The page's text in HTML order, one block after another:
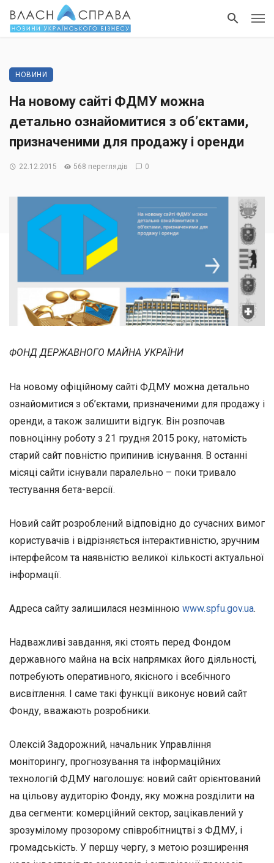
НОВИНИ
На новому сайті ФДМУ можна
детально ознайомитися з об’єктами,
призначеними для продажу і оренди
22.12.2015 568 переглядів 0
ФОНД ДЕРЖАВНОГО МАЙНА УКРАЇНИ
На новому офіційному сайті ФДМУ можна детально
ознайомитися з об’єктами, призначеними для продажу і
оренди, а також залишити відгук. Він розпочав
повноцінну роботу з 21 грудня 2015 року, натомість
старий сайт повністю припинив існування. В останні
місяці сайти існували паралельно – поки тривало
тестування бета-версії.
Новий сайт розроблений відповідно до сучасних вимог
користувачів і відрізняється інтерактивністю, зручним
інтерфейсом та наявністю великої кількості актуальної
інформації.
Адреса сайту залишилася незмінною www.spfu.gov.ua.
Надважливі завдання, які стоять перед Фондом
державного майна на всіх напрямках його діяльності,
потребують оперативного, якісного і всебічного
висвітлення. І саме такі функції виконує новий сайт
Фонду, вважають розробники.
Олексій Задорожний, начальник Управління
моніторингу, прогнозування та інформаційних
технологій ФДМУ наголошує: новий сайт орієнтований
на цільову аудиторію Фонду, яку можна розділити на
два сегменти: комерційний сектор, зацікавлений у
зрозумілому прозорому співробітництві з ФДМУ, і
громадськість. У першу чергу, з метою розширення